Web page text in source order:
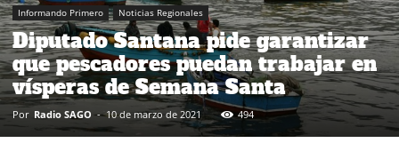
Informando Primero Noticias Regionales
Diputado Santana pide garantizar
que pescadores puedan trabajar en
vísperas de Semana Santa
Por Radio SAGO - 10 de marzo de 2021 494